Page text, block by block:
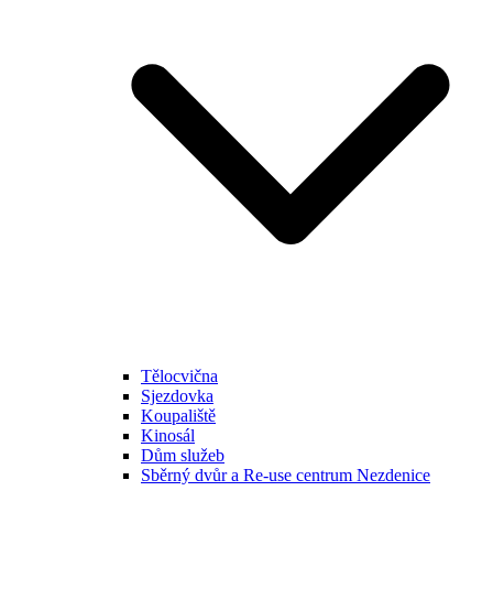
Tělocvična
Sjezdovka
Koupaliště
Kinosál
Dům služeb
Sběrný dvůr a Re-use centrum Nezdenice